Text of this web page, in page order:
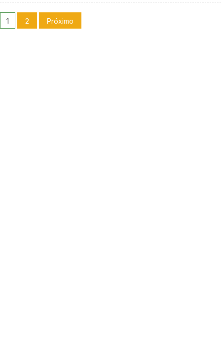
1 2 Próximo